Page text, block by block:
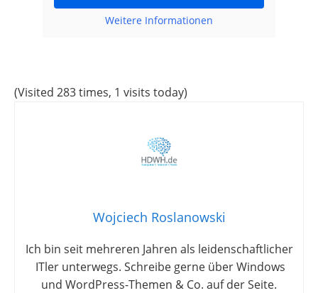
Weitere Informationen
(Visited 283 times, 1 visits today)
Wojciech Roslanowski
Ich bin seit mehreren Jahren als leidenschaftlicher
ITler unterwegs. Schreibe gerne über Windows
und WordPress-Themen & Co. auf der Seite.